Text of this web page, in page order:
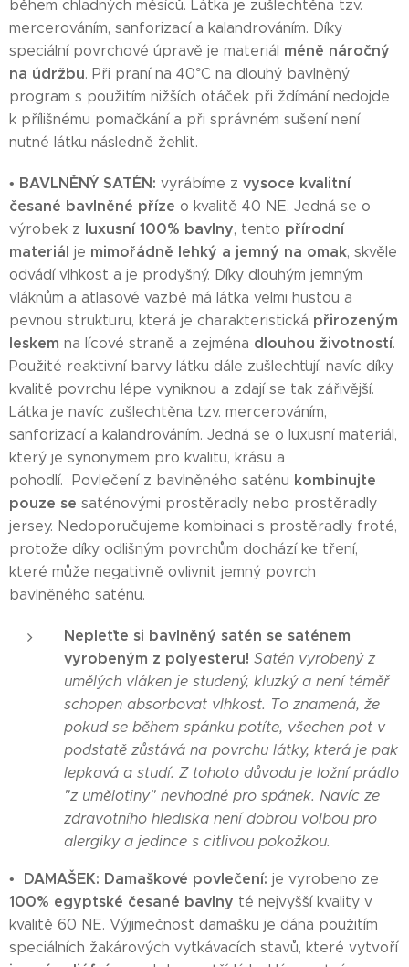
během chladných měsíců. Látka je zušlechtěna tzv.
mercerováním, sanforizací a kalandrováním. Díky
speciální povrchové úpravě je materiál méně náročný
na údržbu. Při praní na 40°C na dlouhý bavlněný
program s použitím nižších otáček při ždímání nedojde
k přílišnému pomačkání a při správném sušení není
nutné látku následně žehlit.
• BAVLNĚNÝ SATÉN: vyrábíme z vysoce kvalitní
česané bavlněné příze o kvalitě 40 NE. Jedná se o
výrobek z luxusní 100% bavlny, tento přírodní
materiál je mimořádně lehký a jemný na omak, skvěle
odvádí vlhkost a je prodyšný. Díky dlouhým jemným
vláknům a atlasové vazbě má látka velmi hustou a
pevnou strukturu, která je charakteristická přirozeným
leskem na lícové straně a zejména dlouhou životností.
Použité reaktivní barvy látku dále zušlechťují, navíc díky
kvalitě povrchu lépe vyniknou a zdají se tak zářivější.
Látka je navíc zušlechtěna tzv. mercerováním,
sanforizací a kalandrováním. Jedná se o luxusní materiál,
který je synonymem pro kvalitu, krásu a
pohodlí. Povlečení z bavlněného saténu kombinujte
pouze se saténovými prostěradly nebo prostěradly
jersey. Nedoporučujeme kombinaci s prostěradly froté,
protože díky odlišným povrchům dochází ke tření,
které může negativně ovlivnit jemný povrch
bavlněného saténu.
Nepleťte si bavlněný satén se saténem
vyrobeným z polyesteru! Satén vyrobený z
umělých vláken je studený, kluzký a není téměř
schopen absorbovat vlhkost. To znamená, že
pokud se během spánku potíte, všechen pot v
podstatě zůstává na povrchu látky, která je pak
lepkavá a studí. Z tohoto důvodu je ložní prádlo
"z umělotiny" nevhodné pro spánek. Navíc ze
zdravotního hlediska není dobrou volbou pro
alergiky a jedince s citlivou pokožkou.
• DAMAŠEK: Damaškové povlečení: je vyrobeno ze
100% egyptské česané bavlny té nejvyšší kvality v
kvalitě 60 NE. Výjimečnost damašku je dána použitím
speciálních žakárových vytkávacích stavů, které vytvoří